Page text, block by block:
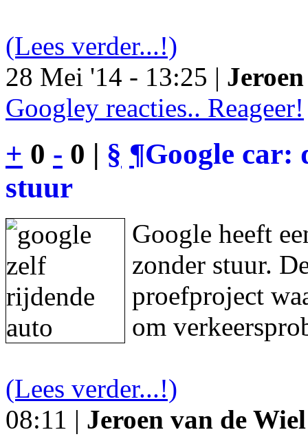
(Lees verder...!)
28 Mei '14 - 13:25 |
Googley reacties.. Reageer!
+ 0 - 0 | § ¶Google car:
stuur
Google heeft
zonder stuur.
proefproject
om
(Lees verder...!)
08:11 | Jeroen van de Wiel